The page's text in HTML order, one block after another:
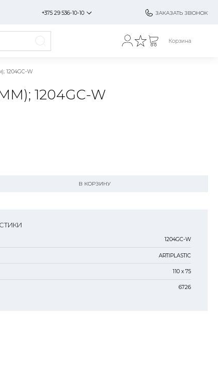
+375 29 536-10-10 ЗАКАЗАТЬ ЗВОНОК
Корзина
1204GC-W
1204GC-W
В КОРЗИНУ
1204GC-W
ARTIPLASTIC
110 х 75
6726